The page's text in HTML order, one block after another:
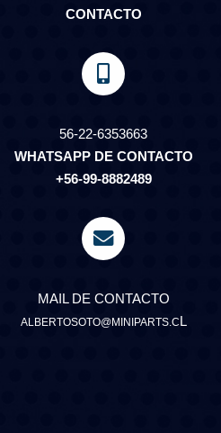
CONTACTO
56-22-6353663
WHATSAPP DE CONTACTO
+56-99-8882489
MAIL DE CONTACTO
ALBERTOSOTO@MINIPARTS.CL